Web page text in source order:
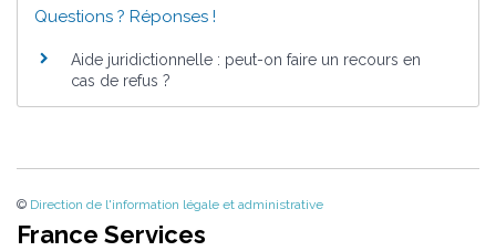
Questions ? Réponses !
Aide juridictionnelle : peut-on faire un recours en
cas de refus ?
© Direction de l'information légale et administrative
France Services